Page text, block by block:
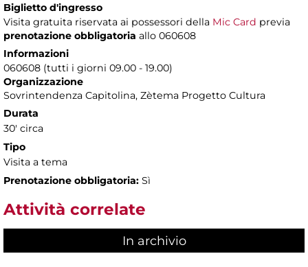
Biglietto d'ingresso
Visita gratuita riservata ai possessori della Mic Card previa
prenotazione obbligatoria allo 060608
Informazioni
060608 (tutti i giorni 09.00 - 19.00)
Organizzazione
Sovrintendenza Capitolina, Zètema Progetto Cultura
Durata
30' circa
Tipo
Visita a tema
Prenotazione obbligatoria: Sì
Attività correlate
In archivio